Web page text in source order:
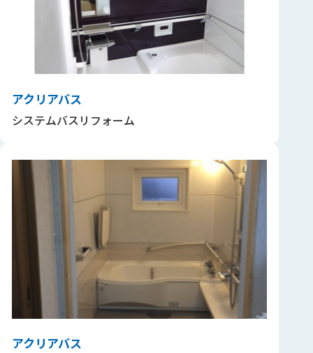
アクリアバス
システムバスリフォーム
アクリアバス